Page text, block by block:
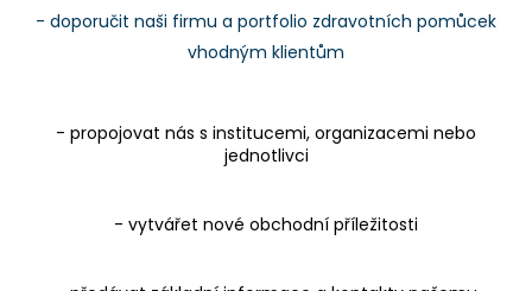
- doporučit naši firmu a portfolio zdravotních pomůcek
vhodným klientům
- propojovat nás s institucemi, organizacemi nebo
jednotlivci
- vytvářet nové obchodní příležitosti